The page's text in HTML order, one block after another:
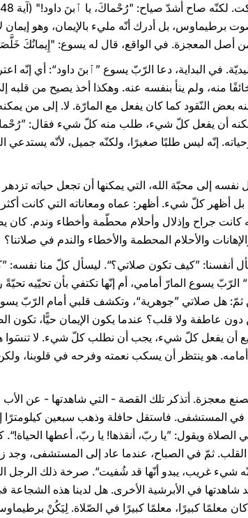
برطيماوس، بل أدرك أنّه مليء بالإيمان، وهو
المعجزة. في الواقع، قال له يسوع: "إِيمانُكَ خَلَّصَكَ"
في البداية، دعا الرّبّ يسوع ”ٱبنَ داود“: أي إنّه
منه، ولم ينأ بنفسه عنه. وهكذا أخذ يصيح من قلبه
بعض النّقود كما كان يفعل مع المارّة. لا. إلى من
أن يفعل كلّ شيء، طلب منه كلّ شيء فقال:
إنّه ليس طلبًا صغيرًا، ولكنّه جميل، لأنّه يستدعي
إلى محبّة الله، التي يمكنها أن تجعل حياته
أظهر كلّ شيء. أظهر: عماه ومعاناته التي كانت
جراح وإذلال وأحلام محطّمة وأخطاء وندم. كان
والأحلام المحطمة والأخطاء والندم في صلاتنا؟
أنفسنا: ”كيف تكون صلاتي؟“. ليسأل كلّ منا
المارّ أمامي، أم إنّها تكتفي بأن تحيّيه تحيّةً
ثمّ: هل صلاتي ”جوهرية“، وتكشف قلبي أمام الرّبّ
عاطفة ولا قلب؟ عندما يكون الإيمان حيًّا، تكون
أن يفعل كلّ شيء، يجب أن نطلب كلّ شيء. لا تنسَوا
هو ينتظر أن يسكب نعمته وفرحه في قلوبنا،
معجزة. أتذكر تلك القصة - التي شاهدتها - عن الأب
في المستشفى. فاستقل حافلة وذهب سبعين كيلومترًا
الصلاة ويقول: ”يا ربّ، أنقذها! يا ربّ، أعطها
ثمّ في الصباح، عندما عاد إلى المستشفى، وجد
إنّه شيء غريب، يبدو أنّها قد شُفيت“. صرخة ذلك
في الأبرشية الأخرى. هل لدينا هذه الشجاعة
كبيرًا، معلمًا كبيرًا في الصّلاة. لِيَكُنْ برطيماوس